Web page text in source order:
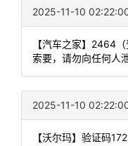
2025-11-10
【汽车之家】2464
索要，请勿向任何人
2025-11-10
【沃尔玛】验证码